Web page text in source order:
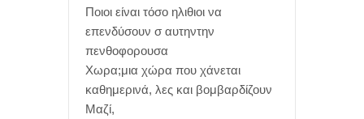
Ποιοι είναι τόσο ηλιθιοι να
επενδύσουν σ αυτηντην
πενθοφορουσα
Χωρα;μια χώρα που χάνεται
καθημερινά, λες και βομβαρδίζουν
Μαζί,